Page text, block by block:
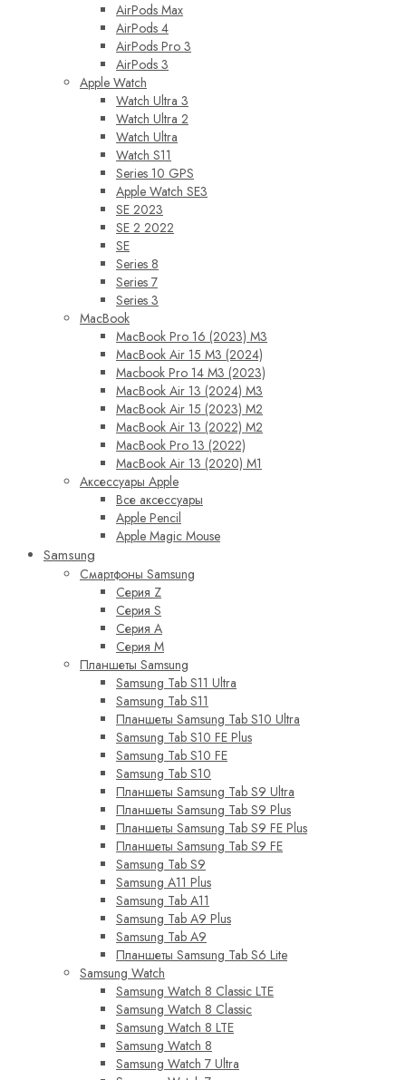
AirPods Max
AirPods 4
AirPods Pro 3
AirPods 3
Apple Watch
Watch Ultra 3
Watch Ultra 2
Watch Ultra
Watch S11
Series 10 GPS
Apple Watch SE3
SE 2023
SE 2 2022
SE
Series 8
Series 7
Series 3
MacBook
MacBook Pro 16 (2023) M3
MacBook Air 15 M3 (2024)
Macbook Pro 14 M3 (2023)
MacBook Air 13 (2024) M3
MacBook Air 15 (2023) M2
MacBook Air 13 (2022) M2
MacBook Pro 13 (2022)
MacBook Air 13 (2020) M1
Аксессуары Apple
Все аксессуары
Apple Pencil
Apple Magic Mouse
Samsung
Смартфоны Samsung
Серия Z
Серия S
Серия A
Серия M
Планшеты Samsung
Samsung Tab S11 Ultra
Samsung Tab S11
Планшеты Samsung Tab S10 Ultra
Samsung Tab S10 FE Plus
Samsung Tab S10 FE
Samsung Tab S10
Планшеты Samsung Tab S9 Ultra
Планшеты Samsung Tab S9 Plus
Планшеты Samsung Tab S9 FE Plus
Планшеты Samsung Tab S9 FE
Samsung Tab S9
Samsung A11 Plus
Samsung Tab A11
Samsung Tab A9 Plus
Samsung Tab A9
Планшеты Samsung Tab S6 Lite
Samsung Watch
Samsung Watch 8 Classic LTE
Samsung Watch 8 Classic
Samsung Watch 8 LTE
Samsung Watch 8
Samsung Watch 7 Ultra